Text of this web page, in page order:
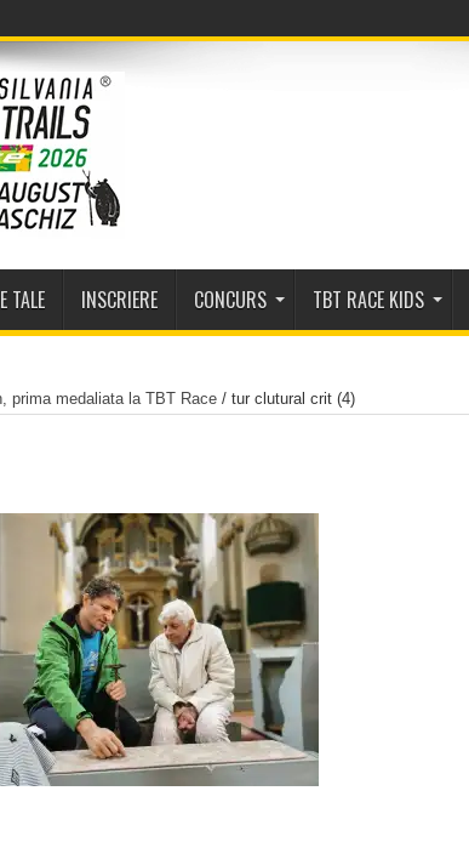
TALE INSCRIERE CONCURS TBT RACE KIDS
prima medaliata la TBT Race/ tur clutural crit (4)